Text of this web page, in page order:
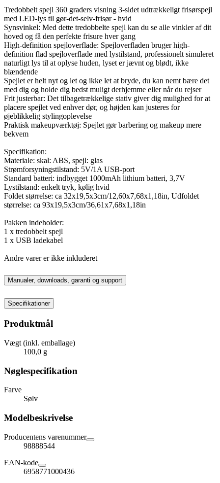
Tredobbelt spejl 360 graders visning 3-sidet udtrækkeligt frisørspejl
med LED-lys til gør-det-selv-frisør - hvid
Synsvinkel: Med dette tredobbelte spejl kan du se alle vinkler af dit
hoved og få den perfekte frisure hver gang
High-definition spejloverflade: Spejloverfladen bruger high-
definition flad spejloverflade med lystilstand, professionelt simuleret
naturligt lys til at oplyse huden, lyset er jævnt og blødt, ikke
blændende
Spejlet er helt nyt og let og ikke let at bryde, du kan nemt bære det
med dig og holde dig bedst muligt derhjemme eller når du rejser
Frit justerbar: Det tilbagetrækkelige stativ giver dig mulighed for at
placere spejlet ved enhver dør, og højden kan justeres for
øjeblikkelig stylingoplevelse
Praktisk makeupværktøj: Spejlet gør barbering og makeup mere
bekvem
Specifikation:
Materiale: skal: ABS, spejl: glas
Strømforsyningstilstand: 5V/1A USB-port
Standard batteri: indbygget 1000mAh lithium batteri, 3,7V
Lystilstand: enkelt tryk, kølig hvid
Foldet størrelse: ca 32x19,5x3cm/12,60x7,68x1,18in, Udfoldet
størrelse: ca 93x19,5x3cm/36,61x7,68x1,18in
Pakken indeholder:
1 x tredobbelt spejl
1 x USB ladekabel
Andre varer er ikke inkluderet
Manualer, downloads, garanti og support
Specifikationer
Produktmål
Vægt (inkl. emballage)
100,0 g
Nøglespecifikation
Farve
Sølv
Modelbeskrivelse
Producentens varenummer
98888544
EAN-kode
6958771000436